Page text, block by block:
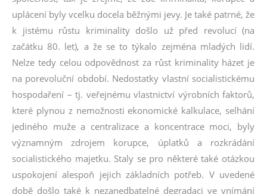
uplácení byly vcelku docela běžnými jevy. Je také patrné, že
k jistému růstu kriminality došlo už před revolucí (na
začátku 80. let), a že se to týkalo zejména mladých lidí.
Nelze tedy celou odpovědnost za růst kriminality házet je
na porevoluční období. Nedostatky vlastní socialistickému
hospodaření – tj. veřejnému vlastnictví výrobních faktorů,
které plynou z nemožnosti ekonomické kalkulace, selhání
jediného muže a centralizace a koncentrace moci, byly
významným zdrojem korupce, úplatků a rozkrádání
socialistického majetku. Staly se pro některé také otázkou
uspokojení alespoň jejich základních potřeb. V uvedené
době došlo také k nezanedbatelné degradaci ve vnímání